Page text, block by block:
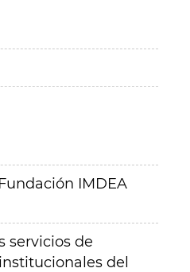
Fundación IMDEA
servicios de
del